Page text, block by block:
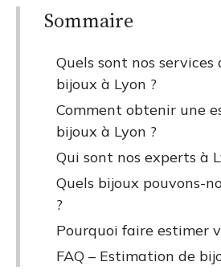
Sommaire
Quels sont nos services
bijoux à Lyon ?
Comment obtenir une
bijoux à Lyon ?
Qui sont nos experts à
Quels bijoux pouvons-
?
Pourquoi faire estimer
FAQ – Estimation de